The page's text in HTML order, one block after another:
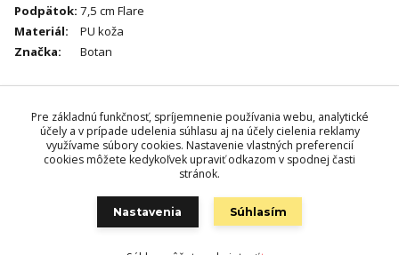
Podpätok: 7,5 cm Flare
Materiál:
PU koža
Značka: Botan
Tovar zaradený v kategóriách
Dámske tanečné topánky
Botan (pre širšie chodidlá)
Katalóg internetových stránok Goog.sk
Pre základnú funkčnosť, spríjemnenie používania webu, analytické
účely a v prípade udelenia súhlasu aj na účely cielenia reklamy
využívame súbory cookies. Nastavenie vlastných preferencií
cookies môžete kedykoľvek upraviť odkazom v spodnej časti
stránok.
Nastavenia Súhlasím